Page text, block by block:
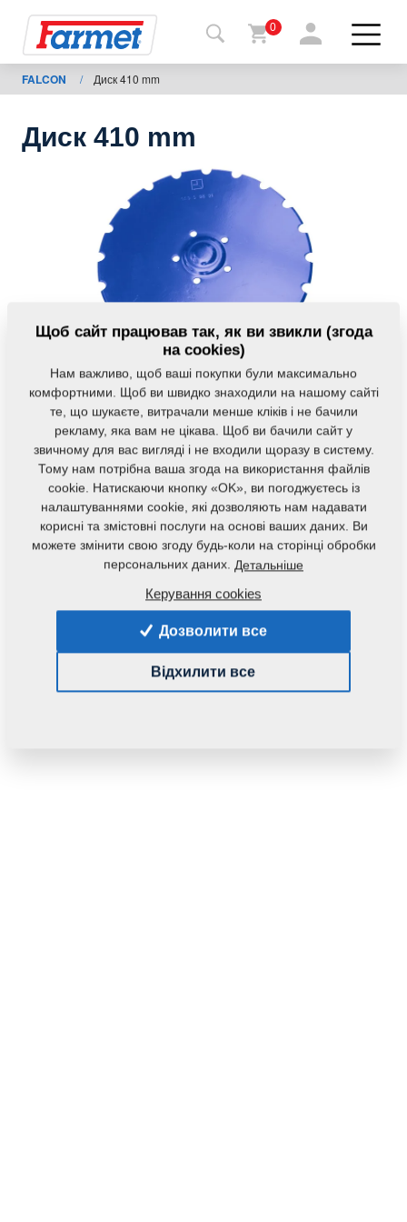
Назад
на
Магазин
Завантаження
0
FALCON / Диск 410 mm
Диск 410 mm
Код продукту: 9002941
Дана запасна частина також застосовується і для
наступного обладнання:
Маса: 4,2870 Кг
Щоб сайт працював так, як ви звикли (згода
на cookies)
Нам важливо, щоб ваші покупки були максимально
комфортними. Щоб ви швидко знаходили на нашому сайті
те, що шукаєте, витрачали менше кліків і не бачили
рекламу, яка вам не цікава. Щоб ви бачили сайт у
звичному для вас вигляді і не входили щоразу в систему.
Тому нам потрібна ваша згода на використання файлів
cookie. Натискаючи кнопку «OK», ви погоджуєтесь із
налаштуваннями cookie, які дозволяють нам надавати
корисні та змістовні послуги на основі ваших даних. Ви
можете змінити свою згоду будь-коли на сторінці обробки
персональних даних. Детальніше
Керування cookies
Дозволити все
Відхилити все